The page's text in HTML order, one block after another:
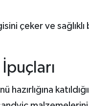
çeker ve